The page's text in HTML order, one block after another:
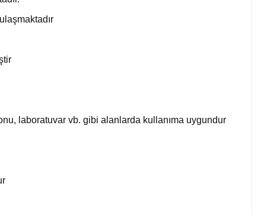
laboratuvar vb. gibi alanlarda kullanıma uygundur